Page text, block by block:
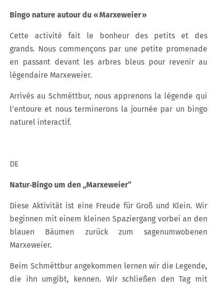
Bingo nature autour du « Marxeweier »
Cette activité fait le bonheur des petits et des
grands. Nous commençons par une petite promenade
en passant devant les arbres bleus pour revenir au
légendaire Marxeweier.
Arrivés au Schmëttbur, nous apprenons la légende qui
l’entoure et nous terminerons la journée par un bingo
naturel interactif.
DE
Natur‑Bingo um den „Marxeweier“
Diese Aktivität ist eine Freude für Groß und Klein. Wir
beginnen mit einem kleinen Spaziergang vorbei an den
blauen Bäumen zurück zum sagenumwobenen
Marxeweier.
Beim Schmëttbur angekommen lernen wir die Legende,
die ihn umgibt, kennen. Wir schließen den Tag mit